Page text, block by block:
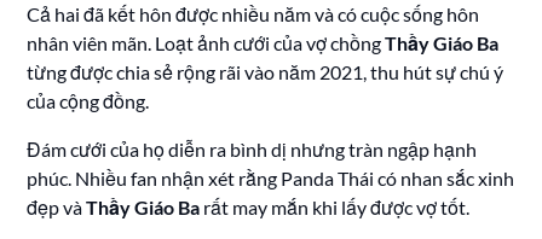
Cả hai đã kết hôn được nhiều năm và có cuộc sống hôn
nhân viên mãn. Loạt ảnh cưới của vợ chồngThầy Giáo Ba
từng được chia sẻ rộng rãi vào năm 2021, thu hút sự chú ý
của cộng đồng.
Đám cưới của họ diễn ra bình dị nhưng tràn ngập hạnh
phúc. Nhiều fan nhận xét rằng Panda Thái có nhan sắc xinh
đẹp vàThầy Giáo Ba rất may mắn khi lấy được vợ tốt.